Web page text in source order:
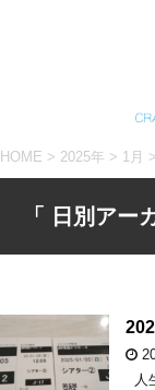
HOME > 2025年 > 1月 >
「 日別アー
人